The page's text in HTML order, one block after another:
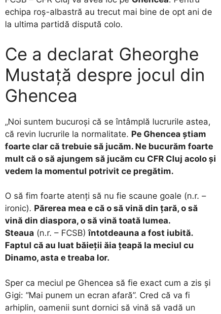
echipa roș-albastră au trecut mai bine de opt ani de
la ultima partidă dispută colo.
Ce a declarat Gheorghe
Mustață despre jocul din
Ghencea
„Noi suntem bucuroși că se întâmplă lucrurile astea,
că revin lucrurile la normalitate. Pe Ghencea știam
foarte clar că trebuie să jucăm. Ne bucurăm foarte
mult că o să ajungem să jucăm cu CFR Cluj acolo și
vedem la momentul potrivit ce pregătim.
O să fim foarte atenți să nu fie scaune goale (n.r. –
ironic). Părerea mea e că o să vină din țară, o să
vină din diaspora, o să vină toată lumea.
Steaua (n.r. – FCSB)întotdeauna a fost iubită.
Faptul că au luat băieții ăia țeapă la meciul cu
Dinamo, asta e treaba lor.
Sper ca meciul pe Ghencea să fie exact cum a zis și
Gigi: “Mai punem un ecran afară”. Cred că va fi
arhiplin, oamenii sunt dornici să vină să vadă un